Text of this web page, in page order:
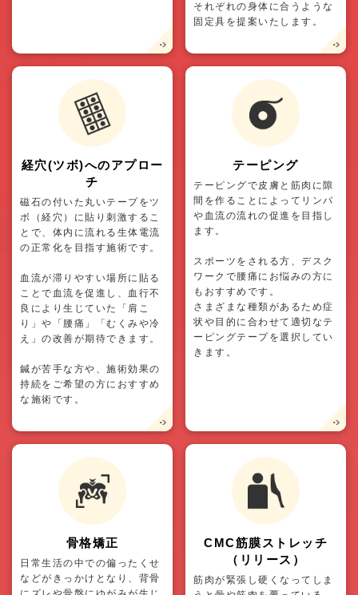
それぞれの身体に合うような
固定具を提案いたします。
経穴(ツボ)へのアプロー
チ
磁石の付いた丸いテープをツ
ボ（経穴）に貼り刺激するこ
とで、体内に流れる生体電流
の正常化を目指す施術です。
血流が滞りやすい場所に貼る
ことで血流を促進し、血行不
良により生じていた「肩こ
り」や「腰痛」「むくみや冷
え」の改善が期待できます。
鍼が苦手な方や、施術効果の
持続をご希望の方におすすめ
な施術です。
テーピング
テーピングで皮膚と筋肉に隙
間を作ることによってリンパ
や血流の流れの促進を目指し
ます。
スポーツをされる方、デスク
ワークで腰痛にお悩みの方に
もおすすめです。
さまざまな種類があるため症
状や目的に合わせて適切なテ
ーピングテープを選択してい
きます。
骨格矯正
日常生活の中での偏ったくせ
などがきっかけとなり、背骨
CMC筋膜ストレッチ
（リリース）
筋肉が緊張し硬くなってしま